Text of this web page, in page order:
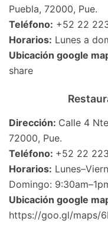
Puebla, 72000, Pue.
Teléfono: +52 22
Horarios: Lunes a
Ubicación google
share
Dirección: Calle 4
72000, Pue.
Teléfono: +52 22
Horarios:
Domingo:
Ubicación google
https://goo.gl/maps/